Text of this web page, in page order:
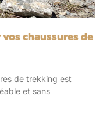
chaussures de
de trekking est
et sans